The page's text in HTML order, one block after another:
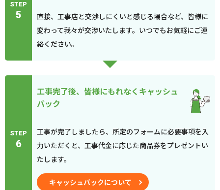
STEP
5
直接、工事店と交渉しにくいと感じる場合など、皆様に
変わって我々が交渉いたします。いつでもお気軽にご連
絡ください。
STEP
6
工事完了後、皆様にもれなくキャッシュ
バック
工事が完了しましたら、所定のフォームに必要事項を入
力いただくと、工事代金に応じた商品券をプレゼントい
たします。
キャッシュバックについて